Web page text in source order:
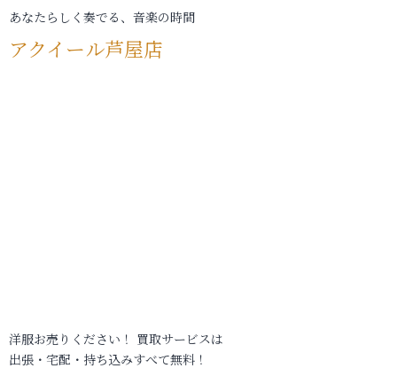
あなたらしく奏でる、音楽の時間
アクイール芦屋店
洋服お売りください！ 買取サービスは
出張・宅配・持ち込みすべて無料！